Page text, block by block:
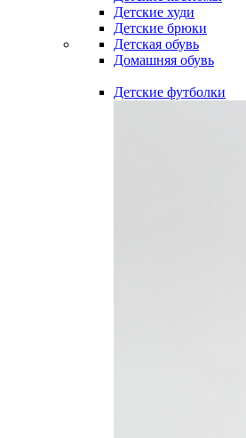
Детские худи
Детские брюки
Детская обувь
Домашняя обувь
Детские футболки